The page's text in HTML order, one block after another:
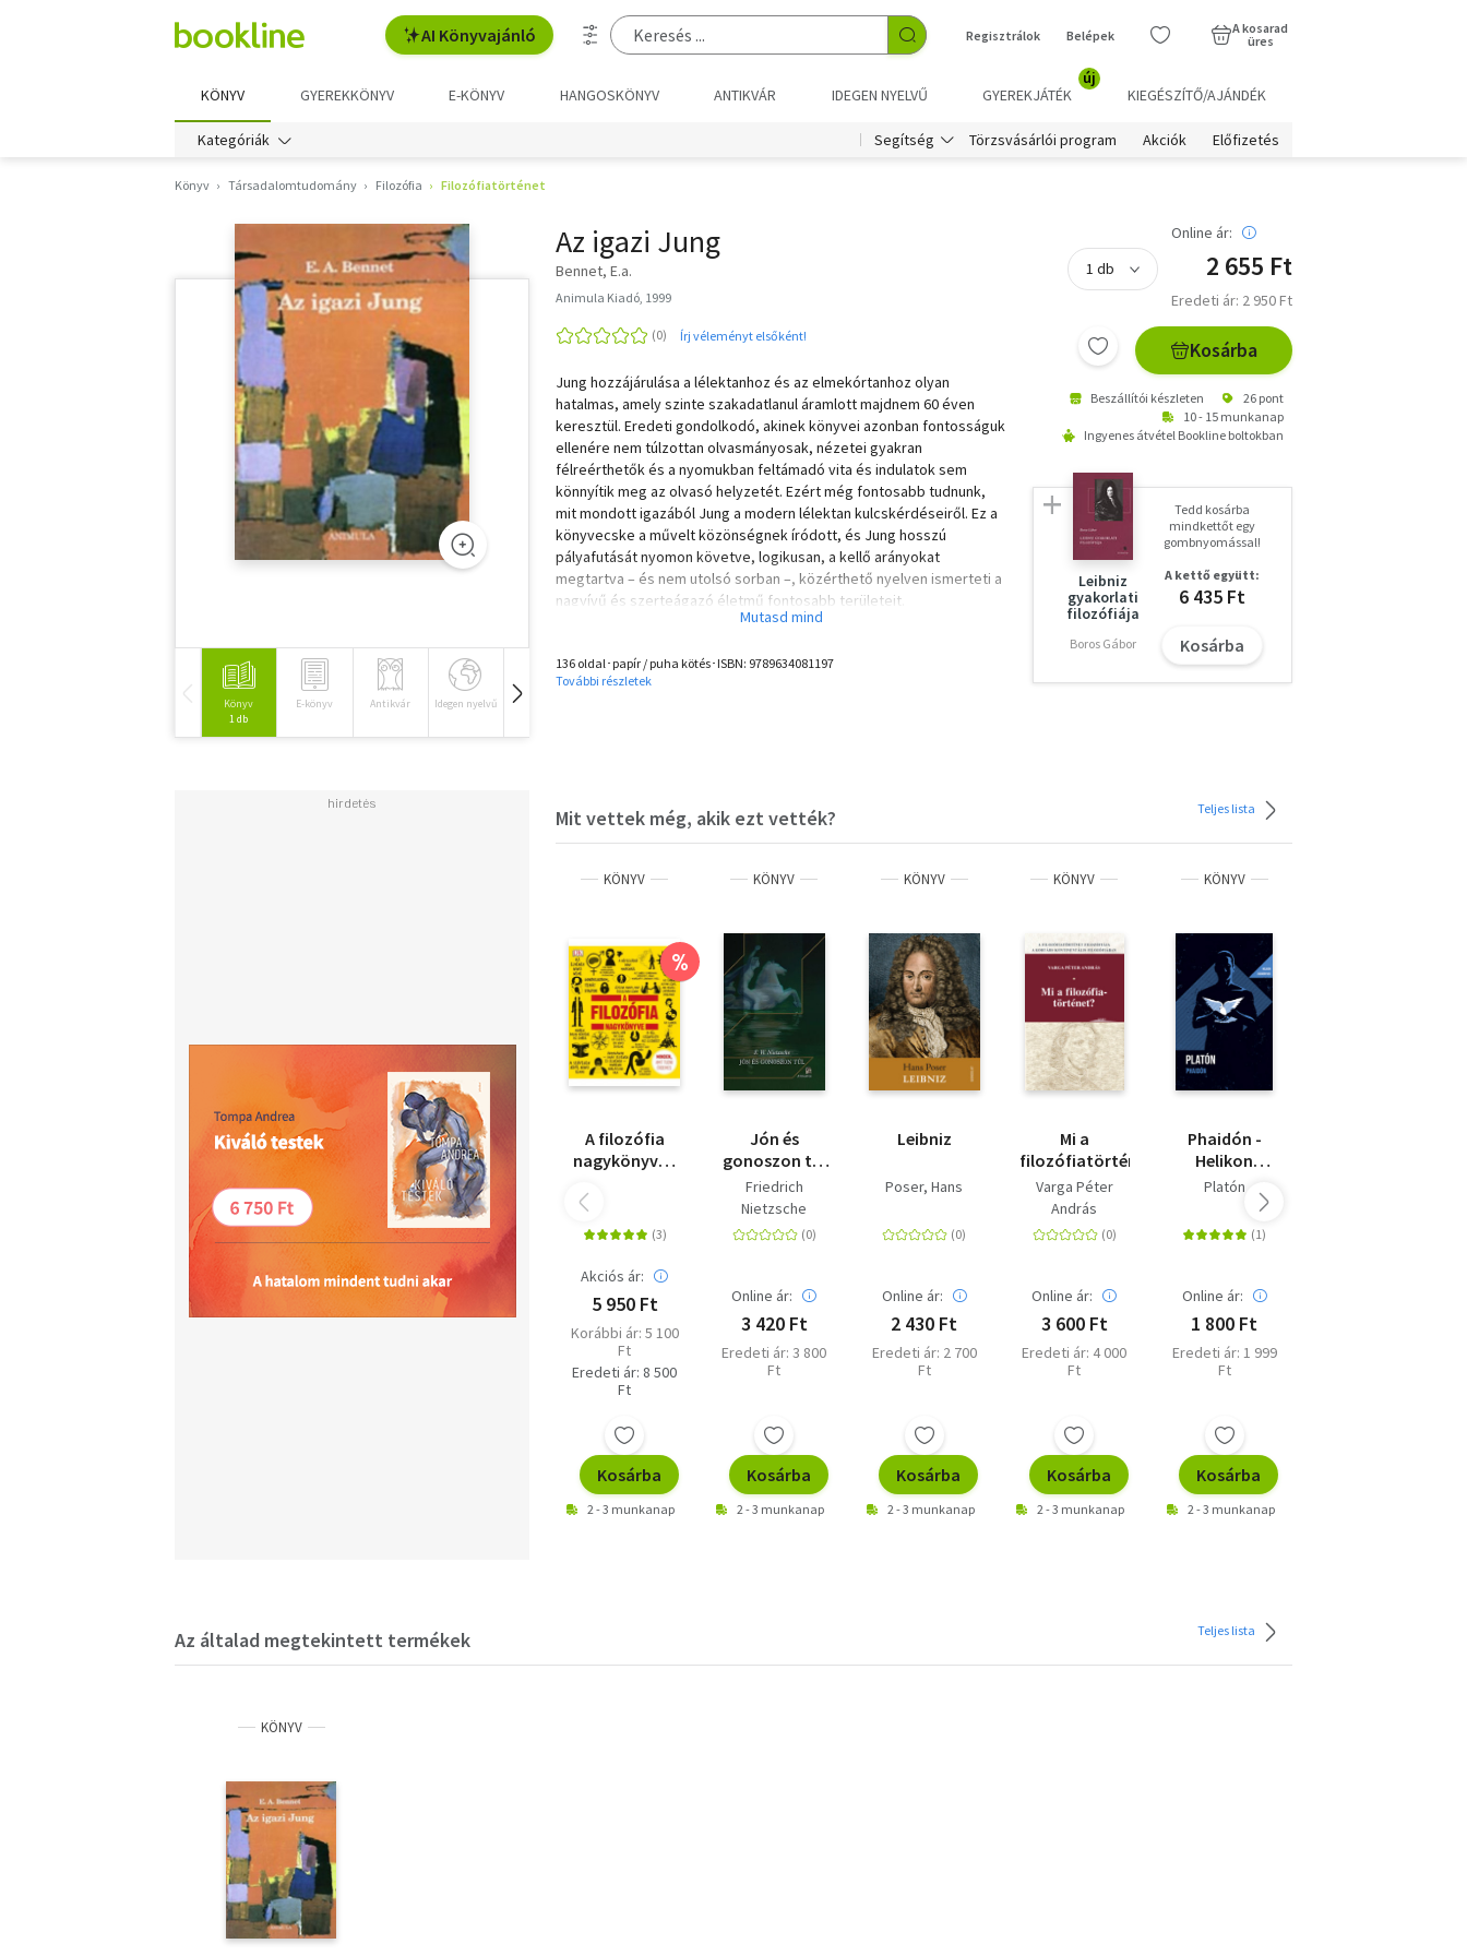
AI Könyvajánló Regisztrálok Belépek
A kosarad
üres
KÖNYV GYEREKKÖNYV E-KÖNYV HANGOSKÖNYV ANTIKVÁR IDEGEN NYELVŰ GYEREKJÁTÉK
új
KIEGÉSZÍTŐ/AJÁNDÉK
Kategóriák Segítség Törzsvásárlói program Akciók Előfizetés
Könyv Társadalomtudomány Filozófia Filozófiatörténet
Könyv
1 db
E-könyv Antikvár Idegen nyelvű Hangoskönyv
Az igazi Jung
Bennet, E.a.
Animula Kiadó, 1999
Írj véleményt elsőként!
Jung hozzájárulása a lélektanhoz és az elmekórtanhoz olyan
hatalmas, amely szinte szakadatlanul áramlott majdnem 60 éven
keresztül. Eredeti gondolkodó, akinek könyvei azonban fontosságuk
ellenére nem túlzottan olvasmányosak, nézetei gyakran
félreérthetők és a nyomukban feltámadó vita és indulatok sem
könnyítik meg az olvasó helyzetét. Ezért még fontosabb tudnunk,
mit mondott igazából Jung a modern lélektan kulcskérdéseiről. Ez a
könyvecske a művelt közönségnek íródott, és Jung hosszú
pályafutását nyomon követve, logikusan, a kellő arányokat
megtartva – és nem utolsó sorban –, közérthető nyelven ismerteti a
nagyívű és szerteágazó életmű fontosabb területeit.
136 oldal･papír / puha kötés･ISBN: 9789634081197
További részletek
Online ár:
2 655 Ft
Eredeti ár: 2 950 Ft
Kosárba
Beszállítói készleten
26 pont
10 - 15 munkanap
Ingyenes átvétel Bookline boltokban
Leibniz
gyakorlati
filozófiája
Boros Gábor
Tedd kosárba
mindkettőt egy
gombnyomással!
A kettő együtt:
6 435 Ft
Kosárba
Mit vettek még, akik ezt vették? Teljes lista
KÖNYV
%
A filozófia
nagykönyve -
tudni érdemes
Akciós ár:
5 950 Ft
Korábbi ár: 5 100
Ft
Eredeti ár: 8 500
Ft
Kosárba
2 - 3 munkanap
KÖNYV
Jón és
gonoszon túl
- Egy jövőbéli
filozófia
előjátéka
Friedrich
Nietzsche
Online ár:
3 420 Ft
Eredeti ár: 3 800
Ft
Kosárba
2 - 3 munkanap
KÖNYV
Leibniz
Poser, Hans
Online ár:
2 430 Ft
Eredeti ár: 2 700
Ft
Kosárba
2 - 3 munkanap
KÖNYV
Mi a
filozófiatörténet?
Varga Péter
András
Online ár:
3 600 Ft
Eredeti ár: 4 000
Ft
Kosárba
2 - 3 munkanap
KÖNYV
Phaidón -
Helikon
Zsebkönyvek
Platón
Online ár:
1 800 Ft
Eredeti ár: 1 999
Ft
Kosárba
2 - 3 munkanap
Az általad megtekintett termékek Teljes lista
KÖNYV